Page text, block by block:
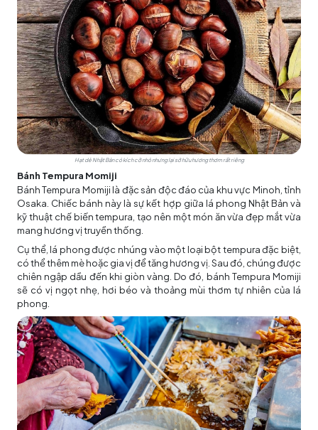
Hạt dẻ Nhật Bản có kích cỡ nhỏ nhưng lại sở hữu hương thơm rất riêng
Bánh Tempura Momiji
Bánh Tempura Momiji là đặc sản độc đáo của khu vực Minoh, tỉnh
Osaka. Chiếc bánh này là sự kết hợp giữa lá phong Nhật Bản và
kỹ thuật chế biến tempura, tạo nên một món ăn vừa đẹp mắt vừa
mang hương vị truyền thống.
Cụ thể, lá phong được nhúng vào một loại bột tempura đặc biệt,
có thể thêm mè hoặc gia vị để tăng hương vị. Sau đó, chúng được
chiên ngập dầu đến khi giòn vàng. Do đó, bánh Tempura Momiji
sẽ có vị ngọt nhẹ, hơi béo và thoảng mùi thơm tự nhiên của lá
phong.